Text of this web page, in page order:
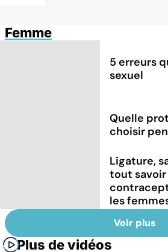
Femme
5 erreurs
sexuel
Quelle
choisir
Ligature,
tout savoir
les
Voir plus
Plus de vidéos